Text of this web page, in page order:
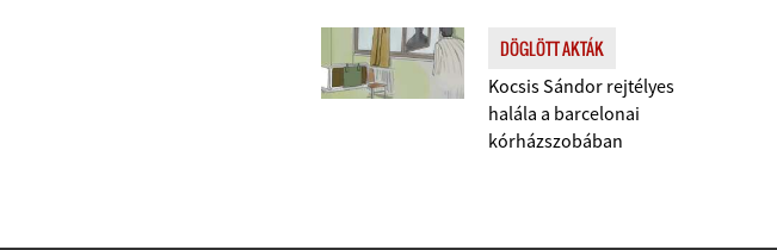
DÖGLÖTT AKTÁK
Kocsis Sándor rejtélyes
halála a barcelonai
kórházszobában